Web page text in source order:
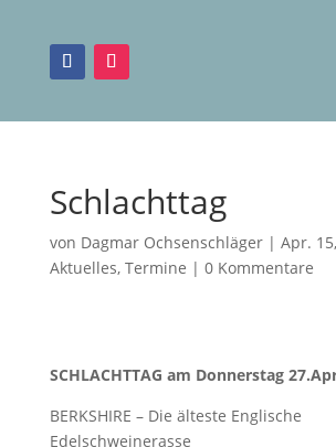
Schlachttag
von Dagmar Ochsenschläger| Apr.
Aktuelles, Termine | 0 Kommentare
SCHLACHTTAG am Donnerstag
BERKSHIRE – Die älteste Englische
Edelschweinerasse